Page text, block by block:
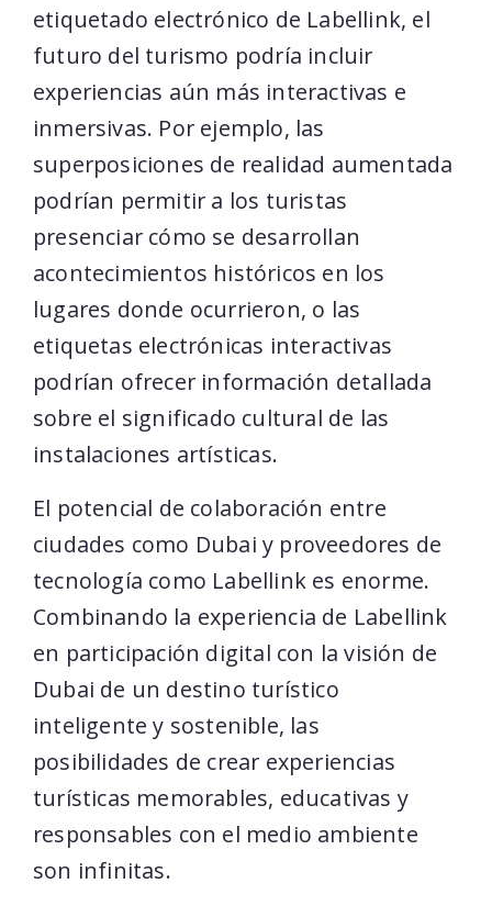
etiquetado electrónico de Labellink, el
futuro del turismo podría incluir
experiencias aún más interactivas e
inmersivas. Por ejemplo, las
superposiciones de realidad aumentada
podrían permitir a los turistas
presenciar cómo se desarrollan
acontecimientos históricos en los
lugares donde ocurrieron, o las
etiquetas electrónicas interactivas
podrían ofrecer información detallada
sobre el significado cultural de las
instalaciones artísticas.
El potencial de colaboración entre
ciudades como Dubai y proveedores de
tecnología como Labellink es enorme.
Combinando la experiencia de Labellink
en participación digital con la visión de
Dubai de un destino turístico
inteligente y sostenible, las
posibilidades de crear experiencias
turísticas memorables, educativas y
responsables con el medio ambiente
son infinitas.